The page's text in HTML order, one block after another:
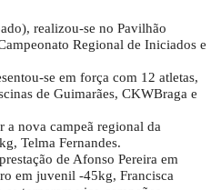
realizou-se no Pavilhão
Regional de Iniciados e
se em força com 12 atletas,
de Guimarães, CKWBraga e
a nova campeã regional da
Telma Fernandes.
de Afonso Pereira em
em juvenil -45kg, Francisca